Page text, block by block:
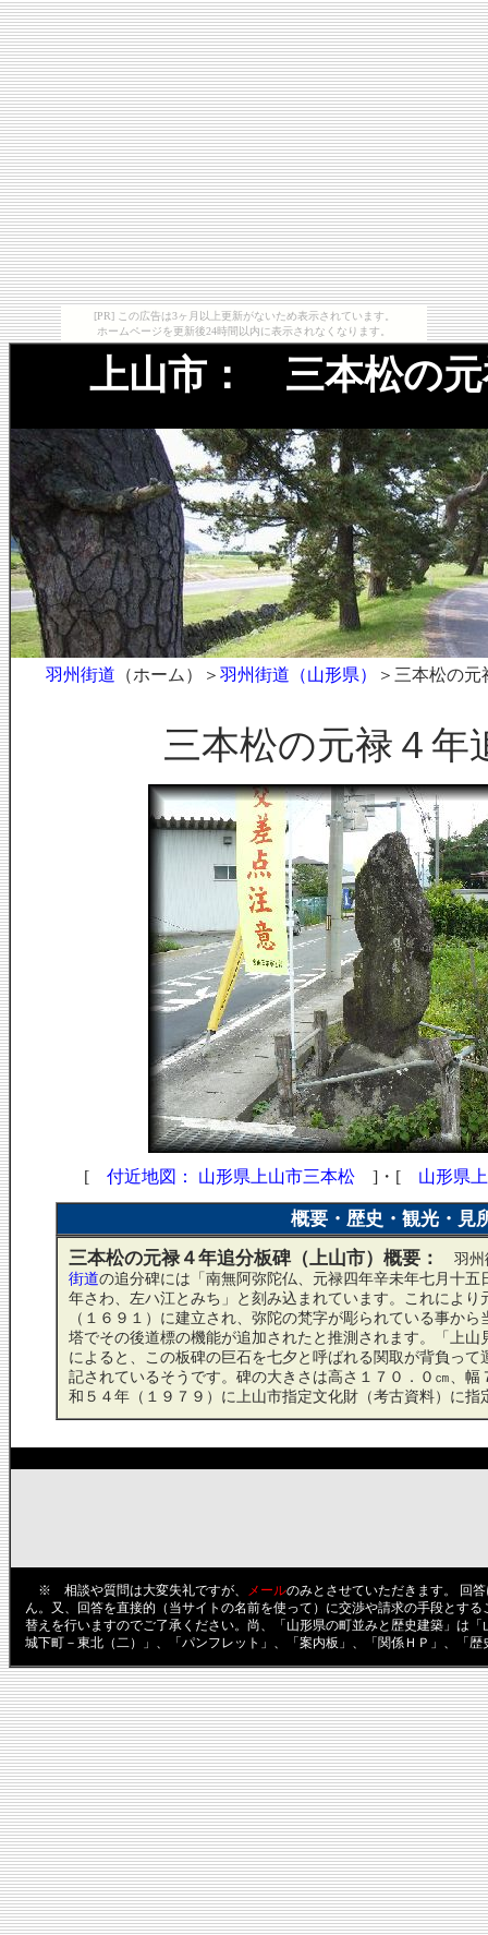
[PR] この広告は3ヶ月以上更新がないため表示されています。
ホームページを更新後24時間以内に表示されなくなります。
上山市： 三本松の元
羽州街道 （ホーム）＞ 羽州街道（山形県） ＞三本松の
三本松の元禄４年
[ 付近地図： 山形県上山市三本松]・[ 山形県
概要・歴史・観光・見
三本松の元禄４年追分板碑（上山市）概要：
羽州
街道の追分碑には「南無阿弥陀仏、元禄四年辛未年七月十五
年さわ、左ハ江とみち」と刻み込まれています。これにより
（１６９１）に建立され、弥陀の梵字が彫られている事から
塔でその後道標の機能が追加されたと推測されます。「上山
によると、この板碑の巨石を七夕と呼ばれる関取が背負って
記されているそうです。碑の大きさは高さ１７０．０㎝、幅
和５４年（１９７９）に上山市指定文化財（考古資料）に指
※ 相談や質問は大変失礼ですが、 メールのみとさせていただきます。 回
ん。又、回答を直接的（当サイトの名前を使って）に交渉や請求の手段とす
替えを行いますのでご了承ください。尚、「山形県の町並みと歴史建築」は
城下町－東北（二）」、「パンフレット」、「案内板」、「関係ＨＰ」、「